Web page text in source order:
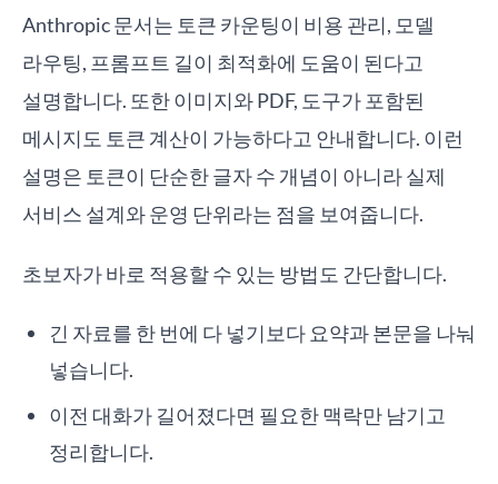
Anthropic 문서는 토큰 카운팅이 비용 관리, 모델
라우팅, 프롬프트 길이 최적화에 도움이 된다고
설명합니다. 또한 이미지와 PDF, 도구가 포함된
메시지도 토큰 계산이 가능하다고 안내합니다. 이런
설명은 토큰이 단순한 글자 수 개념이 아니라 실제
서비스 설계와 운영 단위라는 점을 보여줍니다.
초보자가 바로 적용할 수 있는 방법도 간단합니다.
긴 자료를 한 번에 다 넣기보다 요약과 본문을 나눠
넣습니다.
이전 대화가 길어졌다면 필요한 맥락만 남기고
정리합니다.